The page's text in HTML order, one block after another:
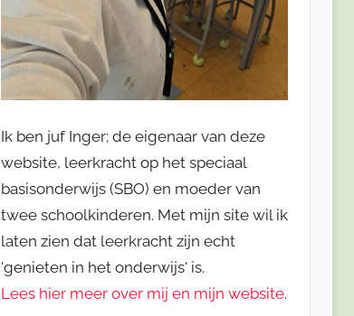
Ik ben juf Inger; de eigenaar van deze
website, leerkracht op het speciaal
basisonderwijs (SBO) en moeder van
twee schoolkinderen. Met mijn site wil ik
laten zien dat leerkracht zijn echt
'genieten in het onderwijs' is.
Lees hier meer over mij en mijn website.